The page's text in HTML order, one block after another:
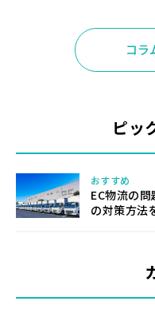
コラ
ピッ
おすすめ
EC物流の
の対策方法